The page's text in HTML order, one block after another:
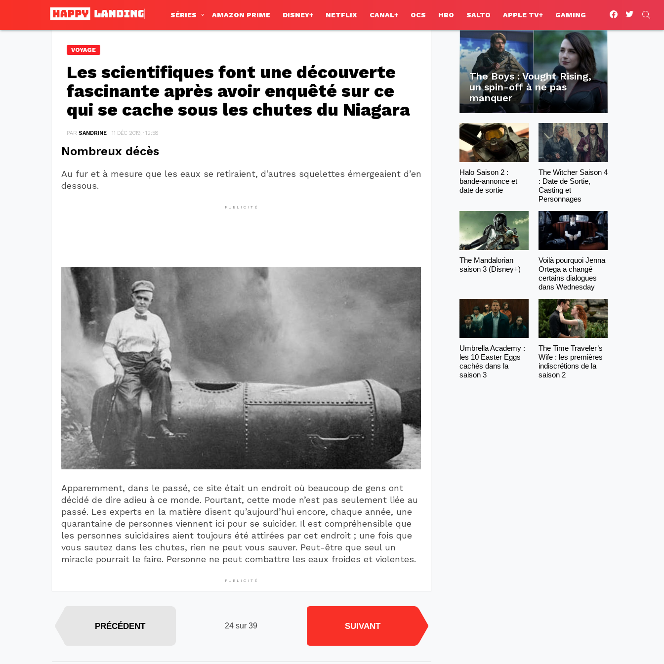
SÉRIES AMAZON PRIME DISNEY+ NETFLIX CANAL+ OCS HBO SALTO APPLE TV+ GAMING
facebooktwitter
VOYAGE
Les scientifiques font une découverte
fascinante après avoir enquêté sur ce
qui se cache sous les chutes du Niagara
PAR SANDRINE 11 DÉC 2019, · 12:58
Nombreux décès
Au fur et à mesure que les eaux se retiraient, d’autres squelettes émergeaient d’en
dessous.
PUBLICITÉ
Apparemment, dans le passé, ce site était un endroit où beaucoup de gens ont
décidé de dire adieu à ce monde. Pourtant, cette mode n’est pas seulement liée au
passé. Les experts en la matière disent qu’aujourd’hui encore, chaque année, une
quarantaine de personnes viennent ici pour se suicider. Il est compréhensible que
les personnes suicidaires aient toujours été attirées par cet endroit ; une fois que
vous sautez dans les chutes, rien ne peut vous sauver. Peut-être que seul un
miracle pourrait le faire. Personne ne peut combattre les eaux froides et violentes.
PUBLICITÉ
24 sur 39
PRÉCÉDENT SUIVANT
The Boys : Vought Rising,
un spin-off à ne pas
manquer
Halo Saison 2 :
bande-annonce et
date de sortie
The Witcher Saison 4
: Date de Sortie,
Casting et
Personnages
The Mandalorian
saison 3 (Disney+)
Voilà pourquoi Jenna
Ortega a changé
certains dialogues
dans Wednesday
Umbrella Academy :
les 10 Easter Eggs
cachés dans la
saison 3
The Time Traveler’s
Wife : les premières
indiscrétions de la
saison 2